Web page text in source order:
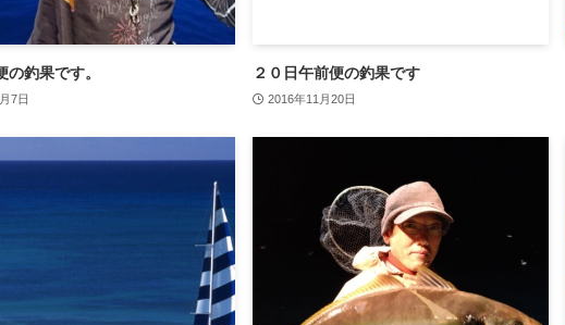
の釣果です。
7日
２０日午前便の釣果です
2016年11月20日